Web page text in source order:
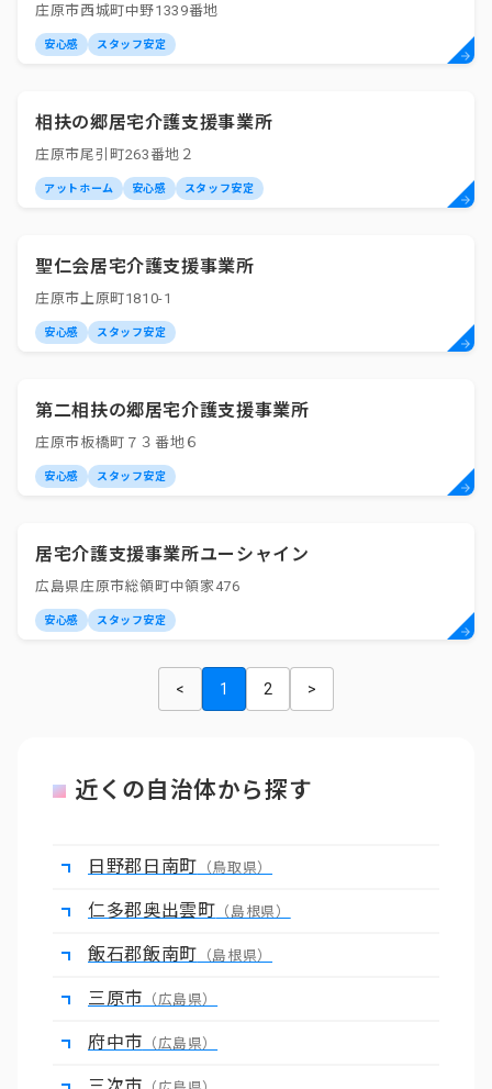
庄原市西城町中野1339番地
安心感 スタッフ安定
相扶の郷居宅介護支援事業所
庄原市尾引町263番地２
アットホーム 安心感 スタッフ安定
聖仁会居宅介護支援事業所
庄原市上原町1810-1
安心感 スタッフ安定
第二相扶の郷居宅介護支援事業所
庄原市板橋町７３番地６
安心感 スタッフ安定
居宅介護支援事業所ユーシャイン
広島県庄原市総領町中領家476
安心感 スタッフ安定
< 1 2 >
近くの自治体から探す
日野郡日南町 （鳥取県）
仁多郡奥出雲町 （島根県）
飯石郡飯南町 （島根県）
三原市 （広島県）
府中市 （広島県）